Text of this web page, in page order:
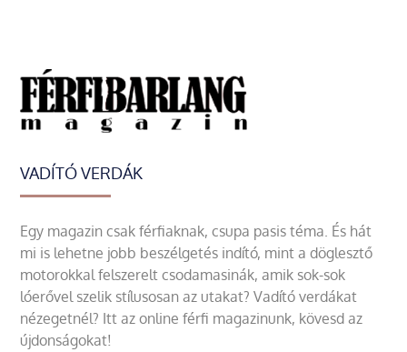
VADÍTÓ VERDÁK
Egy magazin csak férfiaknak, csupa pasis téma. És hát
mi is lehetne jobb beszélgetés indító, mint a döglesztő
motorokkal felszerelt csodamasinák, amik sok-sok
lóerővel szelik stílusosan az utakat? Vadító verdákat
nézegetnél? Itt az online férfi magazinunk, kövesd az
újdonságokat!